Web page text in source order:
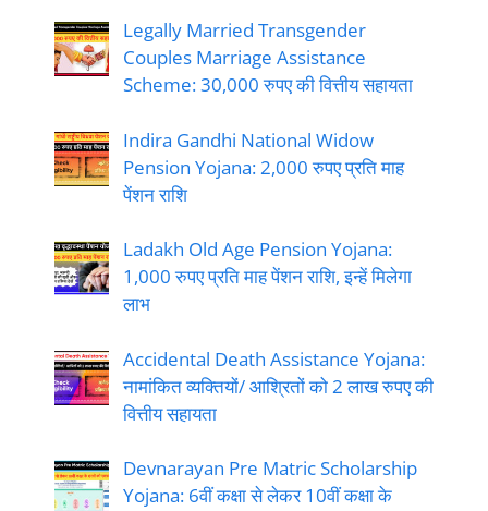
Legally Married Transgender
Couples Marriage Assistance
Scheme: 30,000 रुपए की वित्तीय सहायता
Indira Gandhi National Widow
Pension Yojana: 2,000 रुपए प्रति माह
पेंशन राशि
Ladakh Old Age Pension Yojana:
1,000 रुपए प्रति माह पेंशन राशि, इन्हें मिलेगा
लाभ
Accidental Death Assistance Yojana:
नामांकित व्यक्तियों/ आश्रितों को 2 लाख रुपए की
वित्तीय सहायता
Devnarayan Pre Matric Scholarship
Yojana: 6वीं कक्षा से लेकर 10वीं कक्षा के